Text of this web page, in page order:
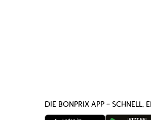
DIE BONPRIX APP – SCHNELL,